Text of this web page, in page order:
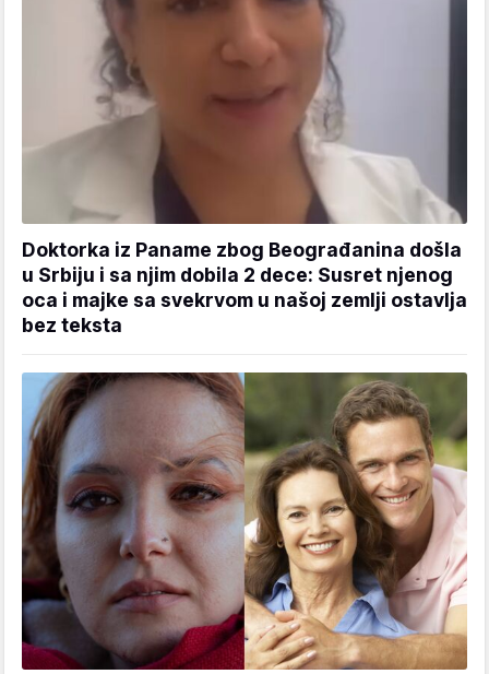
Doktorka iz Paname zbog Beograđanina došla
u Srbiju i sa njim dobila 2 dece: Susret njenog
oca i majke sa svekrvom u našoj zemlji ostavlja
bez teksta